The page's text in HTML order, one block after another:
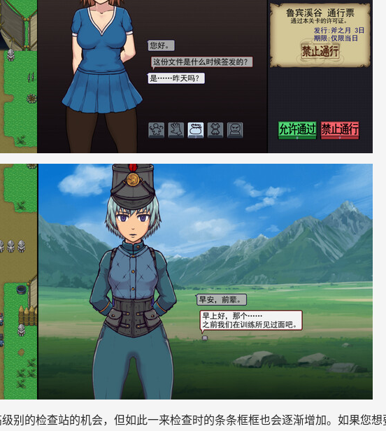
别的检查站的机会，但如此一来检查时的条条框框也会逐渐增加。如果您